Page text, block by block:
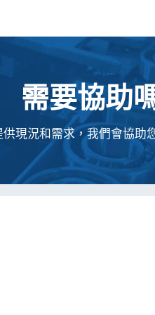
需要協助
供現況和需求，我們會協助